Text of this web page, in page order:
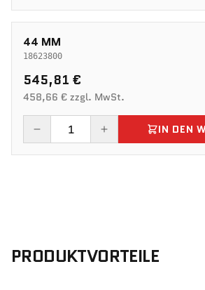
44 MM
18623800
545,81 €
458,66 € zzgl. MwSt.
IN DEN
PRODUKTVORTEILE